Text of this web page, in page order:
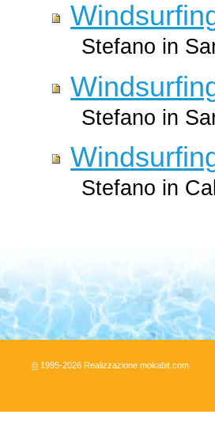
Stefano in
Stefano in
Stefano in
© 1995-2026 Realizzazione mokabit.com